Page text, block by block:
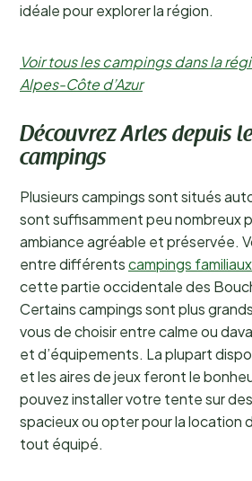
idéale pour explorer la région.
Voir tous les campings dans la
Alpes-Côte d’Azur
Découvrez Arles depuis
campings
Plusieurs campings sont situés
sont suffisamment peu nombreux
ambiance agréable et préservée.
entre différentscampings familiaux
cette partie occidentale des
Certains campings sont plus
vous de choisir entre calme ou
et d’équipements. La plupart
et les aires de jeux feront le
pouvez installer votre tente sur
spacieux ou opter pour la location
tout équipé.